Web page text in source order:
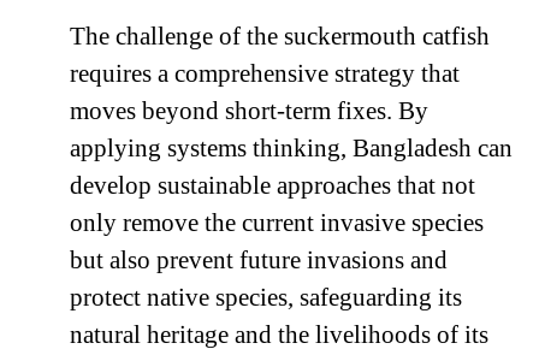
The challenge of the suckermouth catfish
requires a comprehensive strategy that
moves beyond short-term fixes. By
applying systems thinking, Bangladesh can
develop sustainable approaches that not
only remove the current invasive species
but also prevent future invasions and
protect native species, safeguarding its
natural heritage and the livelihoods of its